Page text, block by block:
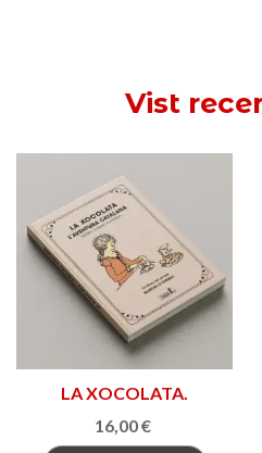
Vist
LA XOCOLATA.
L’aventura catalana
16,00 €